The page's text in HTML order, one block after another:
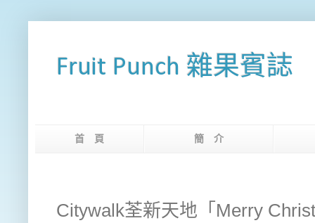
Fruit Punch 雜果賓誌
首 頁 簡 介
Citywalk荃新天地「Merry